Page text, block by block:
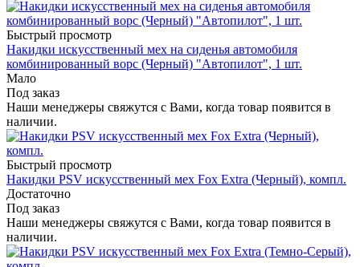
Быстрый просмотр
Накидки искусственный мех на сиденья автомобиля
комбинированный ворс (Черный) "Автопилот", 1 шт.
Мало
Под заказ
Наши менеджеры свяжутся с Вами, когда товар появится в
наличии.
Быстрый просмотр
Накидки PSV искусственный мех Fox Extra (Черный), компл.
Достаточно
Под заказ
Наши менеджеры свяжутся с Вами, когда товар появится в
наличии.